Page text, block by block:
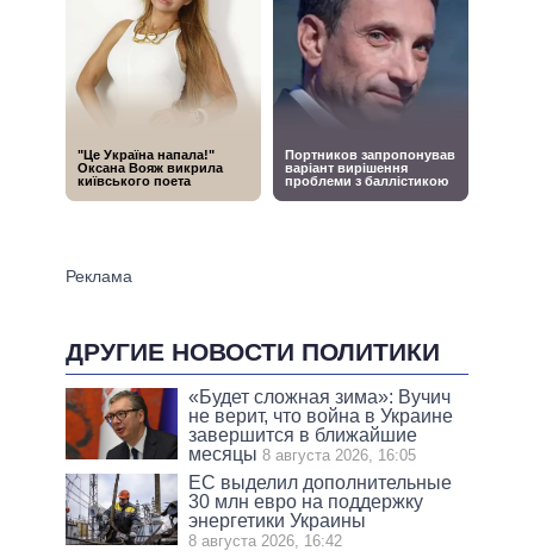
ДРУГИЕ НОВОСТИ ПОЛИТИКИ
«Будет сложная зима»: Вучич
не верит, что война в Украине
завершится в ближайшие
месяцы 8 августа 2026, 16:05
ЕС выделил дополнительные
30 млн евро на поддержку
энергетики Украины
8 августа 2026, 16:42